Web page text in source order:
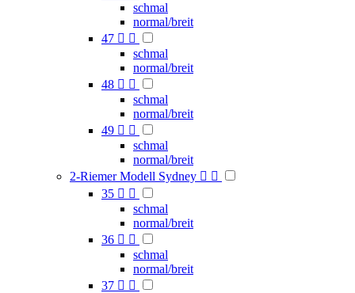
schmal
normal/breit
47  
schmal
normal/breit
48  
schmal
normal/breit
49  
schmal
normal/breit
2-Riemer Modell Sydney  
35  
schmal
normal/breit
36  
schmal
normal/breit
37  